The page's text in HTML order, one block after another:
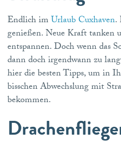
Endlich imUrlaub Cuxhaven.
genießen. Neue Kraft tanken
entspannen. Doch wenn das
dann doch irgendwann zu
hier die besten Tipps, um in
bisschen Abwechslung mit
bekommen.